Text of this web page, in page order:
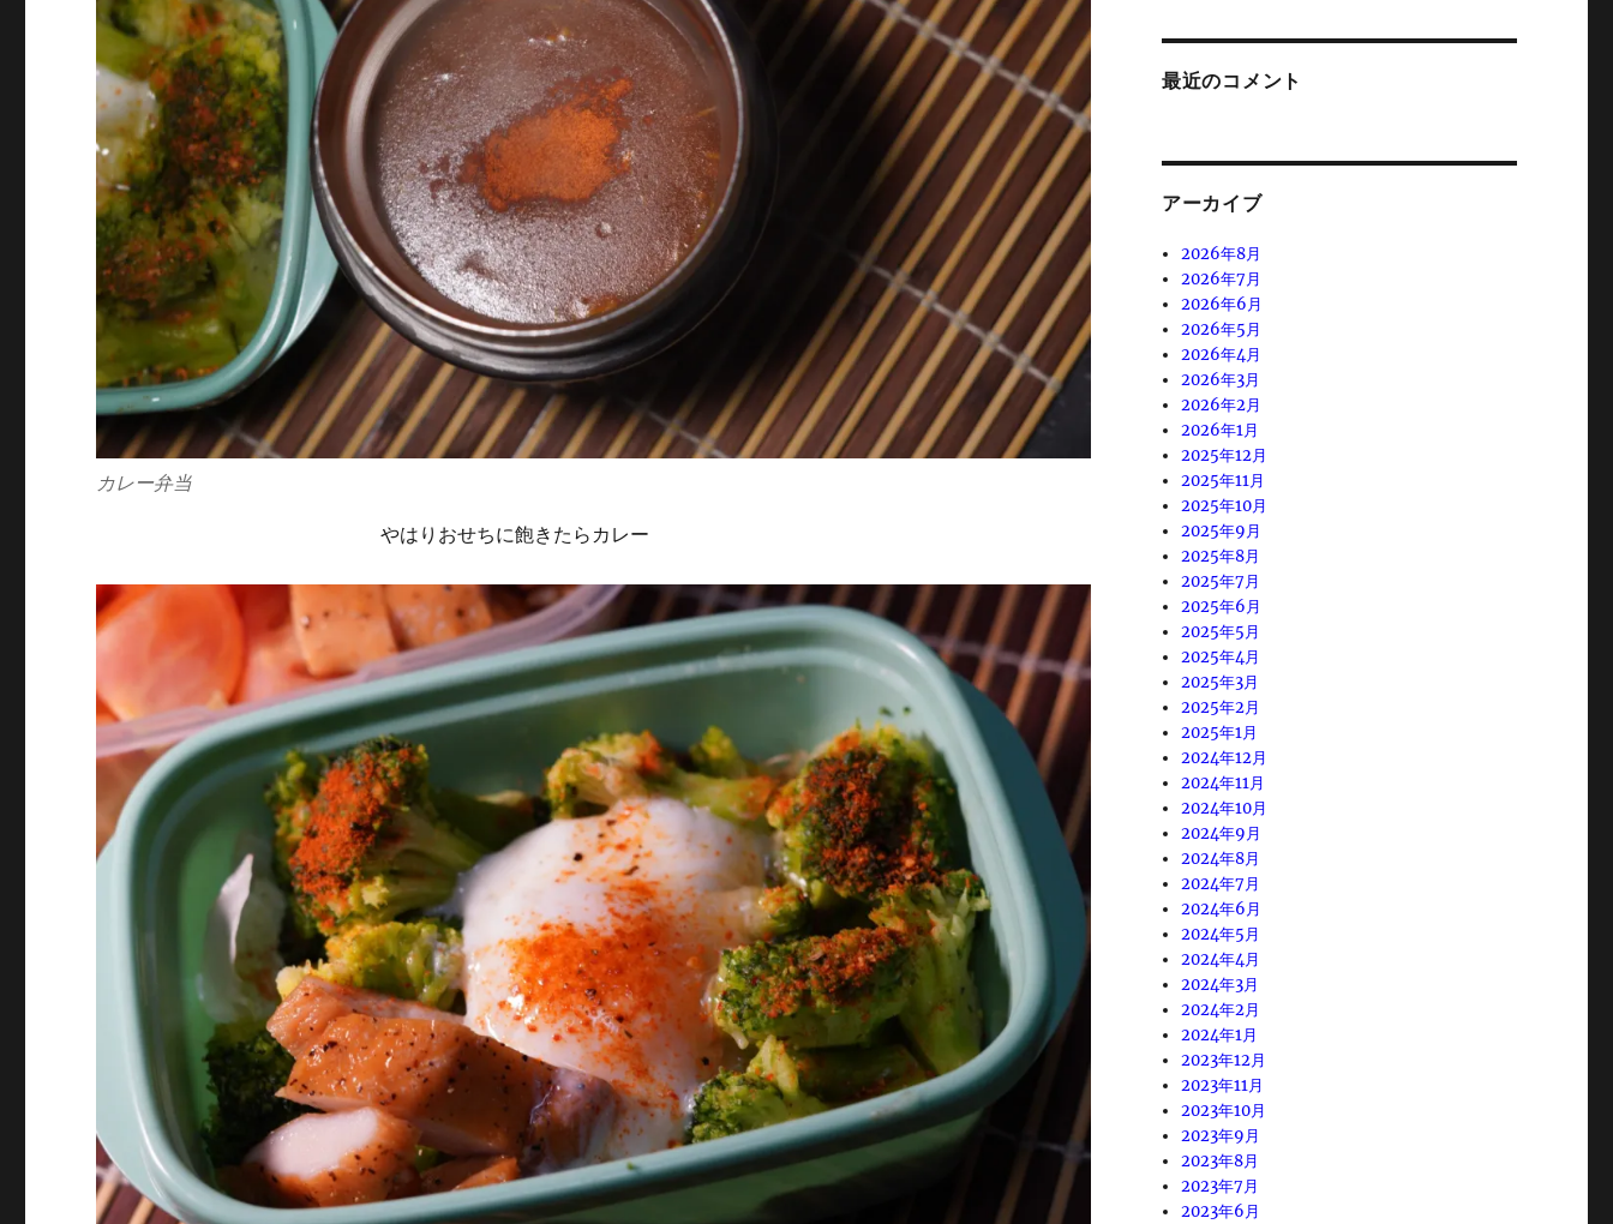
カレー弁当
やはりおせちに飽きたらカレー
最近のコメント
アーカイブ
2026年8月
2026年7月
2026年6月
2026年5月
2026年4月
2026年3月
2026年2月
2026年1月
2025年12月
2025年11月
2025年10月
2025年9月
2025年8月
2025年7月
2025年6月
2025年5月
2025年4月
2025年3月
2025年2月
2025年1月
2024年12月
2024年11月
2024年10月
2024年9月
2024年8月
2024年7月
2024年6月
2024年5月
2024年4月
2024年3月
2024年2月
2024年1月
2023年12月
2023年11月
2023年10月
2023年9月
2023年8月
2023年7月
2023年6月